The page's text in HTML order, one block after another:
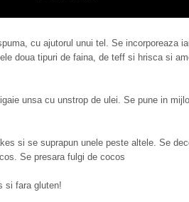
cu ajutorul unui tel. Se incorporeaza
doua tipuri de faina, de teff si hrisca si
unsa cu unstrop de ulei. Se pune in
si se suprapun unele peste altele. Se
Se presara fulgi de cocos
si fara gluten!